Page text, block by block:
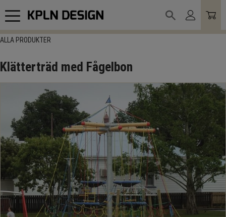
Meny
ALLA PRODUKTER
Klätterträd med Fågelbon